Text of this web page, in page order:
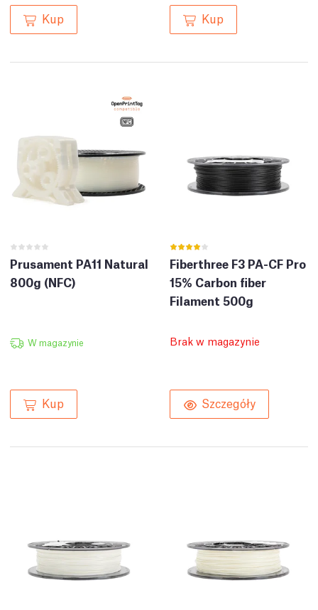
Kup Kup
Prusament PA11 Natural
800g (NFC)
W magazynie
Kup
Fiberthree F3 PA-CF Pro
15% Carbon fiber
Filament 500g
Brak w magazynie
Szczegóły